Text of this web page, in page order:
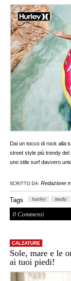
Dai un tocco di rock alla
street style più trendy
uno stile surf davvero
SCRITTO DA: Redazione
Tags hurley moda
0 Commenti
CALZATURE
Sole, mare e le
ai tuoi piedi!